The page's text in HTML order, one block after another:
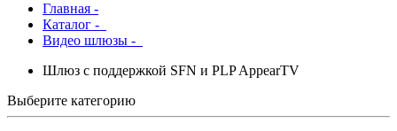
Главная -
Каталог -
Видео шлюзы -
Шлюз с поддержкой SFN и PLP AppearTV
Выберите категорию